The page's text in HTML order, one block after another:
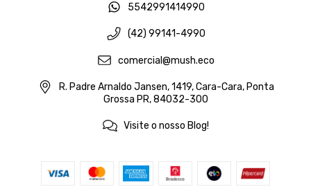
5542991414990
(42) 99141-4990
comercial@mush.eco
R. Padre Arnaldo Jansen, 1419, Cara-Cara, Ponta
Grossa PR, 84032-300
Visite o nosso Blog!